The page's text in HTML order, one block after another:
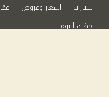
سيارات
اسعار وعروض
حظك اليوم